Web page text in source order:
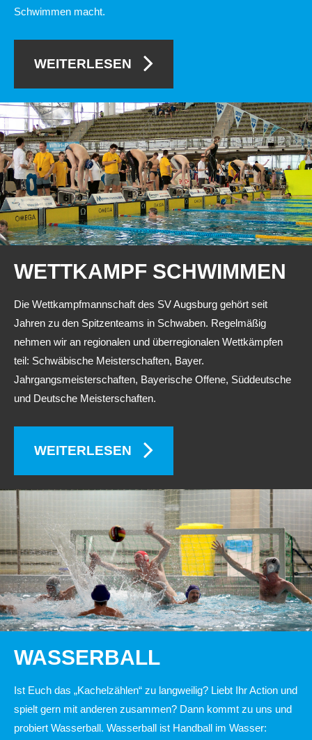
Schwimmen
Anfängerschwimmen
Wettkampfschwimmen
Rekorde
Erwachsenen- / Hobbyschwimmen
Wasserball
TERMINE
AKTUELLES
Archiv
KONTAKT
Schwimmen macht.
WEITERLESEN
WETTKAMPF SCHWIMMEN
Die Wettkampfmannschaft des SV Augsburg gehört seit
Jahren zu den Spitzenteams in Schwaben. Regelmäßig
nehmen wir an regionalen und überregionalen Wettkämpfen
teil: Schwäbische Meisterschaften, Bayer.
Jahrgangsmeisterschaften, Bayerische Offene, Süddeutsche
und Deutsche Meisterschaften.
WEITERLESEN
WASSERBALL
Ist Euch das „Kachelzählen“ zu langweilig? Liebt Ihr Action und
spielt gern mit anderen zusammen? Dann kommt zu uns und
probiert Wasserball. Wasserball ist Handball im Wasser: